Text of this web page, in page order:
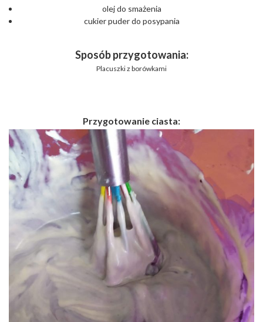
olej do smażenia
cukier puder do posypania
Sposób przygotowania:
Placuszki z borówkami
Przygotowanie ciasta: